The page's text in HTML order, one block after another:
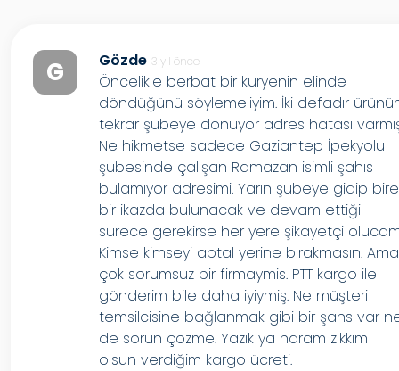
G Gözde 3 yıl önce
Öncelikle berbat bir kuryenin elinde
döndüğünü söylemeliyim. İki defadır
tekrar şubeye dönüyor adres hatası
Ne hikmetse sadece Gaziantep İpekyolu
şubesinde çalışan Ramazan isimli şahıs
bulamıyor adresimi. Yarın şubeye gidip bire
bir ikazda bulunacak ve devam ettiği
sürece gerekirse her yere şikayetçi
Kimse kimseyi aptal yerine bırakmasın. Ama
çok sorumsuz bir firmaymis. PTT kargo ile
gönderim bile daha iyiymiş. Ne müşteri
temsilcisine bağlanmak gibi bir şans var
de sorun çözme. Yazık ya haram zıkkım
olsun verdiğim kargo ücreti.